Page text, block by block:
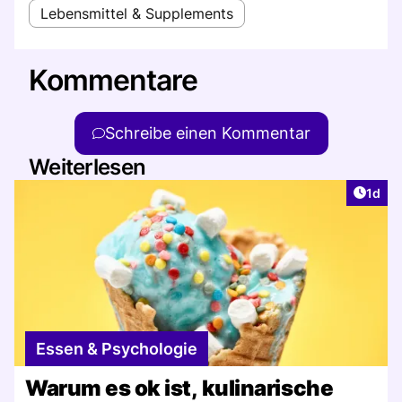
Lebensmittel & Supplements
Kommentare
Schreibe einen Kommentar
Weiterlesen
1d
Essen & Psychologie
Warum es ok ist, kulinarische